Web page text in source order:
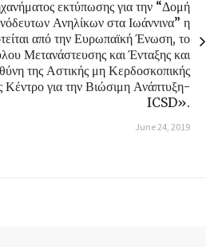
εκτύπωσης για την “Δομή
Ανηλίκων στα Ιωάννινα” η
από την Ευρωπαϊκή Ένωση, το
Μετανάστευσης και Ένταξης και
της Αστικής μη Κερδοσκοπικής
Κέντρο για την Βιώσιμη Ανάπτυξη-
ICSD».
June 24, 2019